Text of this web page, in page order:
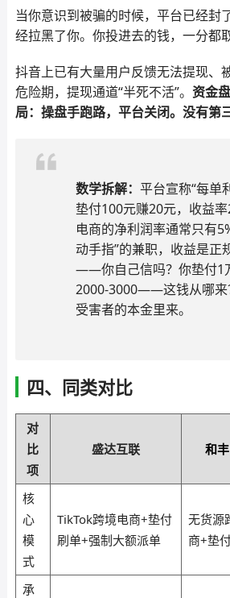
当你意识到被骗的时候，平台已经封
经拉黑了你。你投进去的钱，一分都
抖音上已有大量用户反馈无法提现、
危险期，提现通道“半死不活”。 资金
局：操盘手跑路，平台关闭。没有第
数学拆解： 平台宣称“每单
垫付100元赚20元，收益
电商的净利润率通常只有
动手指”的兼职，收益是正
——你自己信吗？你垫付1
2000-3000——这钱从哪来
受害者的本金里来。
四、同类对比
对
比
项
盛达互联 和
核
心
模
式
TikTok跨境电商+垫付
刷单+强制大额派单
无货源
商+垫
承